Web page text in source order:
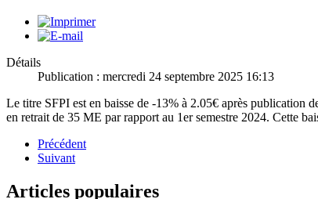
Détails
Publication : mercredi 24 septembre 2025 16:13
Le titre SFPI est en baisse de -13% à 2.05€ après publication
en retrait de 35 ME par rapport au 1er semestre 2024. Cette
Précédent
Suivant
Articles populaires